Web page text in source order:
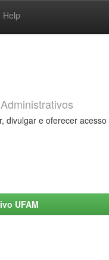
Help
divulgar e oferecer
UFAM